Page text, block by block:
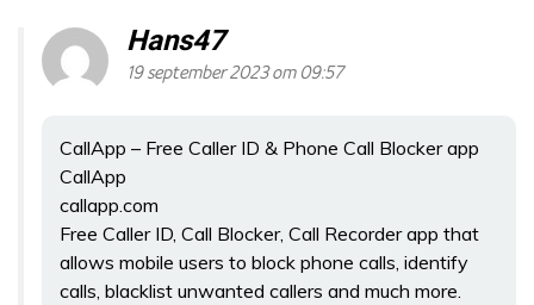
Hans47
19 september 2023 om 09:57
CallApp – Free Caller ID & Phone Call Blocker app
CallApp
callapp.com
Free Caller ID, Call Blocker, Call Recorder app that
allows mobile users to block phone calls, identify
calls, blacklist unwanted callers and much more.